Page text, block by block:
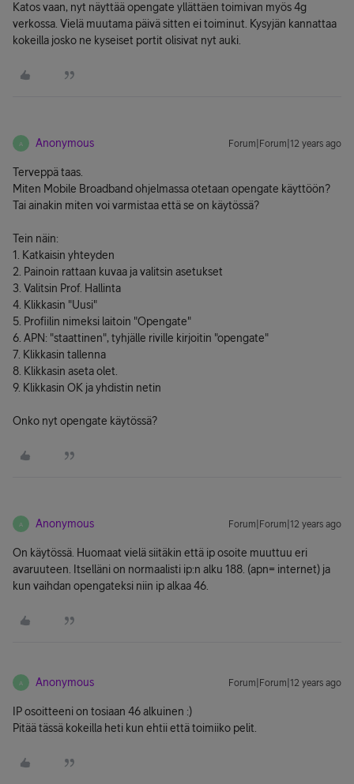
Katos vaan, nyt näyttää opengate yllättäen toimivan myös 4g
verkossa. Vielä muutama päivä sitten ei toiminut. Kysyjän kannattaa
kokeilla josko ne kyseiset portit olisivat nyt auki.
A Anonymous Forum|Forum|12 years ago
Terveppä taas.
Miten Mobile Broadband ohjelmassa otetaan opengate käyttöön?
Tai ainakin miten voi varmistaa että se on käytössä?
Tein näin:
1. Katkaisin yhteyden
2. Painoin rattaan kuvaa ja valitsin asetukset
3. Valitsin Prof. Hallinta
4. Klikkasin "Uusi"
5. Profiilin nimeksi laitoin "Opengate"
6. APN: "staattinen", tyhjälle riville kirjoitin "opengate"
7. Klikkasin tallenna
8. Klikkasin aseta olet.
9. Klikkasin OK ja yhdistin netin
Onko nyt opengate käytössä?
A Anonymous Forum|Forum|12 years ago
On käytössä. Huomaat vielä siitäkin että ip osoite muuttuu eri
avaruuteen. Itselläni on normaalisti ip:n alku 188. (apn= internet) ja
kun vaihdan opengateksi niin ip alkaa 46.
A Anonymous Forum|Forum|12 years ago
IP osoitteeni on tosiaan 46 alkuinen :)
Pitää tässä kokeilla heti kun ehtii että toimiiko pelit.